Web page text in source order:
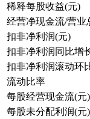
稀释每股收益(元)
经营净现金流/营业
扣非净利润(元)
扣非净利润同比增
扣非净利润滚动环
流动比率
每股经营现金流(元)
每股未分配利润(元)